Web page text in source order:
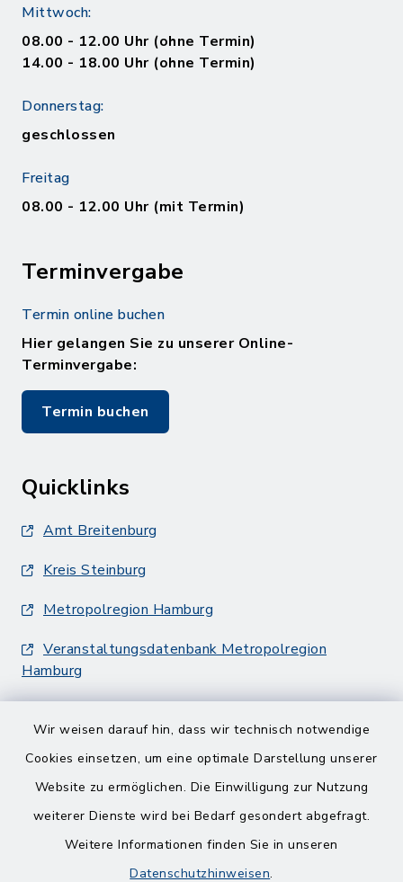
Wir weisen darauf hin, dass wir technisch notwendige
Cookies einsetzen, um eine optimale Darstellung unserer
Website zu ermöglichen. Die Einwilligung zur Nutzung
weiterer Dienste wird bei Bedarf gesondert abgefragt.
Weitere Informationen finden Sie in unseren
Datenschutzhinweisen.
Mittwoch:
08.00 - 12.00 Uhr (ohne Termin)
14.00 - 18.00 Uhr (ohne Termin)
Donnerstag:
geschlossen
Freitag
08.00 - 12.00 Uhr (mit Termin)
Terminvergabe
Termin online buchen
Hier gelangen Sie zu unserer Online-
Terminvergabe:
Termin buchen
Quicklinks
Amt Breitenburg
Kreis Steinburg
Metropolregion Hamburg
Veranstaltungsdatenbank Metropolregion
Hamburg
Barrierefreiheit